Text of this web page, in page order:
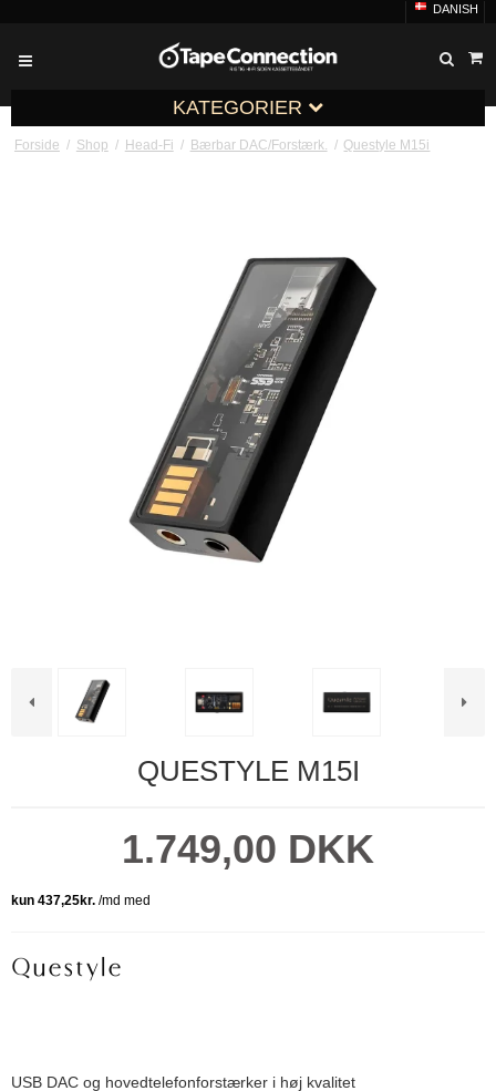
DANISH
KATEGORIER
Forside / Shop / Head-Fi / Bærbar DAC/Forstærk. / Questyle M15i
QUESTYLE M15I
1.749,00 DKK
USB DAC og hovedtelefonforstærker i høj kvalitet